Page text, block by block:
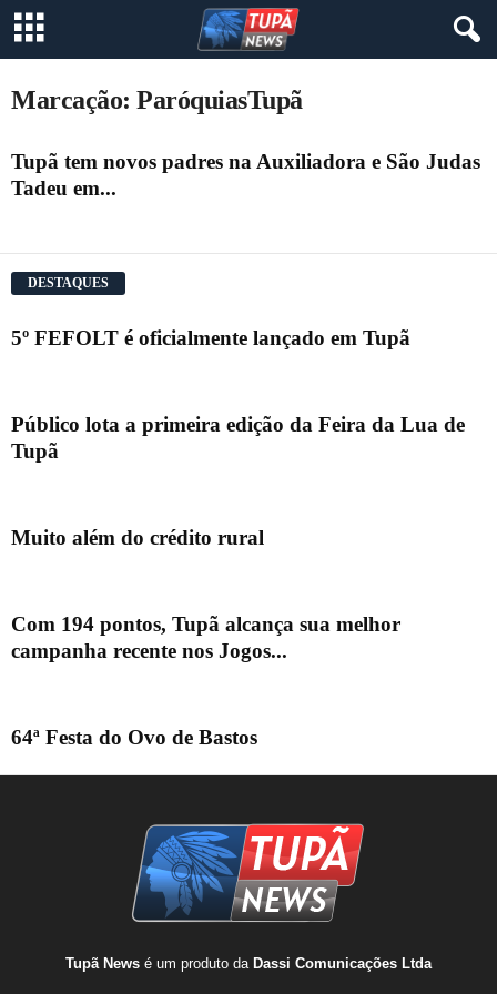
Marcação: ParóquiasTupã
Tupã tem novos padres na Auxiliadora e São Judas
Tadeu em...
DESTAQUES
5º FEFOLT é oficialmente lançado em Tupã
Público lota a primeira edição da Feira da Lua de
Tupã
Muito além do crédito rural
Com 194 pontos, Tupã alcança sua melhor
campanha recente nos Jogos...
64ª Festa do Ovo de Bastos
Tupã News é um produto da Dassi Comunicações Ltda